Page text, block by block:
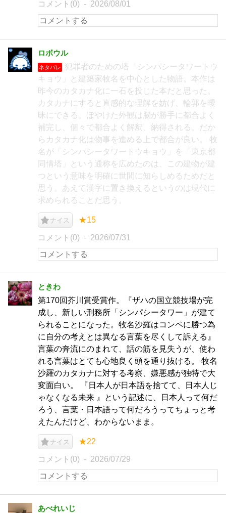
コメント(0) 2026/08/01
ロボウル
ネタバレ
犯罪者のための塔「シンパシータワートウ
キョウ」と建築家牧名を中心とした物語。本作は
昨今のカタカナ化に一石を投じた本だと思った。
カタカナにすると直感的な理解を妨げ、輪郭を曖
昧にできる。ぼやけた外観は脳が勝手に都合よく
補完し、個々で都合よく解釈、納得される。だか
らカタカナ化は物事を進める上で都合が良い。 牧
名が「シンパシータワートウキョウ」を「東京都
同情塔」という通称を広めたのは、この建物が建
つという意味を明確に世間に知らしめるためだと
思う。あえて漢字に置き換えるというのは現代に
求められることだ思う。
ナイス ★15
コメント(0) 2026/07/31
ときわ
第170回芥川賞受賞作。『ザハの国立競技場が完
成し、新しい刑務所「シンパシータワー」が建て
られることになった。牧名沙羅はコンペに勝つ為
に自分の考えとは異なる言葉を尽くして訴える』
言葉の奔流にのまれて、話の筋を見失うが、使わ
れる言葉はとても心地良く頭を通り抜ける。 牧名
沙羅のカタカナに対する考察、嫌悪感が独特で大
変面白い。 『日本人が日本語を捨てて、日本人じ
ゃなくなる未来 』という記述に、日本人って何だ
ろう、言葉・日本語って何だろうってちょっと考
えたんだけど、わからないまま。
ナイス ★22
コメント(0) 2026/07/29
あべれいじ